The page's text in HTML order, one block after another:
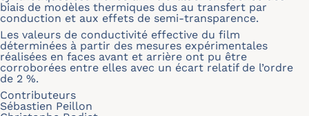
biais de modèles thermiques dus au transfert par
conduction et aux effets de semi-transparence.
Les valeurs de conductivité effective du film
déterminées à partir des mesures expérimentales
réalisées en faces avant et arrière ont pu être
corroborées entre elles avec un écart relatif de l’ordre
de 2 %.
Contributeurs
Sébastien Peillon